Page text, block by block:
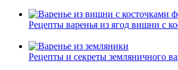
Рецепты варенья из ягод вишни с
Рецепты и секреты земляничного